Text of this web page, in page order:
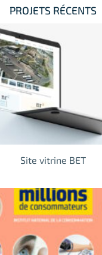
PROJETS RÉCENTS
Site vitrine BET